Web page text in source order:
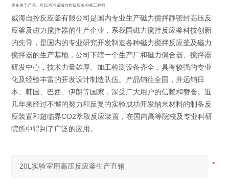
更多关于产品，可以咨询威海自控反应釜相关工程师
威海自控反应釜有限公司是国内专业生产磁力搅拌静密封高压反
应釜及磁力搅拌器的生产企业，系我国磁力搅拌反应釜科技创新
的先导，是国内的专业研究开发制造各种磁力搅拌反应釜及磁力
搅拌器的生产基地，公司下辖一个生产厂和磁力偶合器、搅拌器
研发中心，技术力量雄厚、加工检测设备齐全，具有较强的专业
化及经验丰富的开发设计制造队伍。产品销往全国，并远销日
本、韩国、巴西、伊朗等国家，深受广大用户的信赖和赞誉。近
几年来经过不懈的努力和反复的实验成功开发纳米材料的制备反
应装置和超临界CO2萃取反应装置，在国内高等院校及专业科研
院所中得到了广泛的应用。